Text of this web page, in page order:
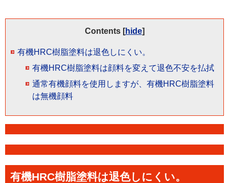
Contents [hide]
有機HRC樹脂塗料は退色しにくい。
有機HRC樹脂塗料は顔料を変えて退色不安を払拭
通常有機顔料を使用しますが、有機HRC樹脂塗料
は無機顔料
有機HRC樹脂塗料は退色しにくい。